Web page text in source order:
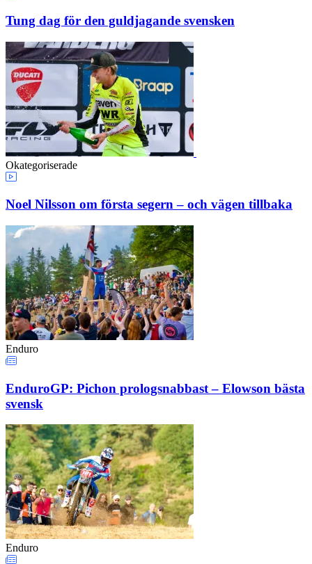
Tung dag för den guldjagande svensken
Okategoriserade
Noel Nilsson om första segern – och vägen tillbaka
Enduro
EnduroGP: Pichon prologsnabbast – Elowson bästa
svensk
Enduro